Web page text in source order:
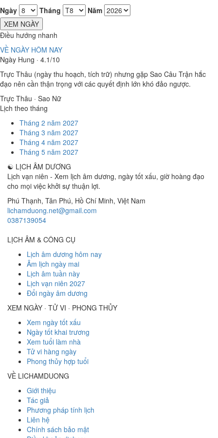
Ngày
Tháng
Năm
XEM NGÀY
Điều hướng nhanh
VỀ NGÀY HÔM NAY
Ngày Hung · 4.1/10
Trực Thâu (ngày thu hoạch, tích trữ) nhưng gặp Sao Câu Trận hắc
đạo nên cần thận trọng với các quyết định lớn khó đảo ngược.
Trực Thâu · Sao Nữ
Lịch theo tháng
Tháng 2 năm 2027
Tháng 3 năm 2027
Tháng 4 năm 2027
Tháng 5 năm 2027
☯ LỊCH ÂM DƯƠNG
Lịch vạn niên - Xem lịch âm dương, ngày tốt xấu, giờ hoàng đạo
cho mọi việc khởi sự thuận lợi.
Phú Thạnh, Tân Phú, Hồ Chí Minh, Việt Nam
lichamduong.net@gmail.com
0387139054
LỊCH ÂM & CÔNG CỤ
Lịch âm dương hôm nay
Âm lịch ngày mai
Lịch âm tuần này
Lịch vạn niên 2027
Đổi ngày âm dương
XEM NGÀY · TỬ VI · PHONG THỦY
Xem ngày tốt xấu
Ngày tốt khai trương
Xem tuổi làm nhà
Tử vi hàng ngày
Phong thủy hợp tuổi
VỀ LICHAMDUONG
Giới thiệu
Tác giả
Phương pháp tính lịch
Liên hệ
Chính sách bảo mật